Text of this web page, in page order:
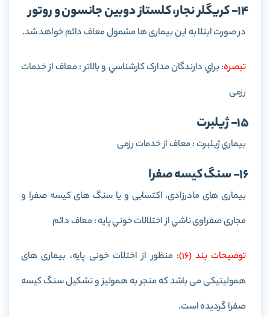
14- کريگلر نجار، كلستاز دوبين جانسون و روتور
در صورت ابتلا به این بیماری ها مشمول معاف دائم خواهد شد.
تبصره: براي دارندگان مدارک کارشناسي و بالاتر : معاف از خدمات
رزمی
15- ژیلبرت
بيماري ژيلبرت : معاف از خدمات رزمی
16- سنگ کیسه صفرا
بيماری های مادرزادی، اكتسابی و يا سنگ های كيسه صفرا و
مجاری صفراوی ناشي از اختلالات خوني پايه : معاف دائم
توضيحات بند (16)
: منظور از اختلات خونی پایه، بیماری های
همولیتیکی می باشد که منجر به همولیز و تشکیل سنگ کیسه
صفرا گردیده است.